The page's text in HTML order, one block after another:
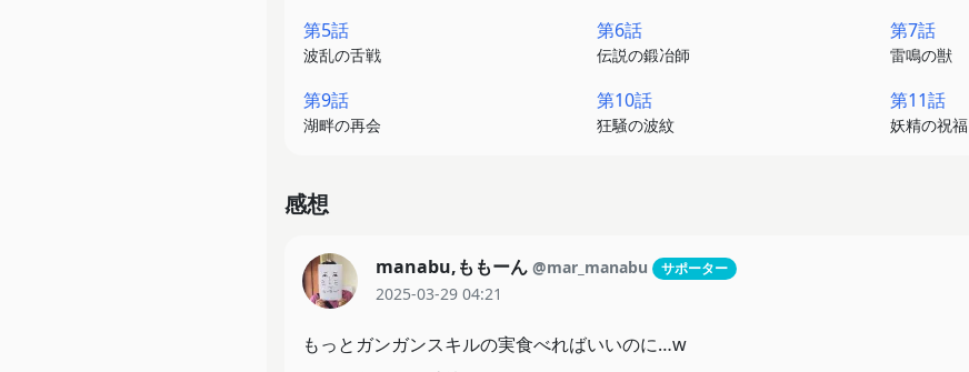
「なんで死んでないんだ……！？」
死亡フラグを回避したライトは、《木の実マスター》の真の力を知ることになる。
それは何回でも“スキルの実”を食べられるという驚愕の能力だった！
最下位スキルは最上位スキルだったのだ！！！
最強へのサクセスファンタジーが、待望のアニメ化！
冒険者になれないと言われた男による、歴史に名を残す冒険が、いま始まる……！
第5話
波乱の舌戦
第6話
伝説の鍛冶師
第7話
雷鳴の獣
第9話
湖畔の再会
第10話
狂騒の波紋
第11話
妖精の祝福
感想
manabu,ももーん @mar_manabu サポーター
2025-03-29 04:21
もっとガンガンスキルの実食べればいいのに…w